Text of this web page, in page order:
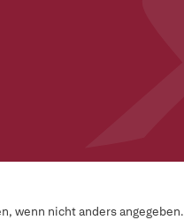
wenn nicht anders angegeben.